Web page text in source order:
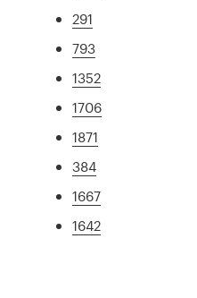
291
793
1352
1706
1871
384
1667
1642